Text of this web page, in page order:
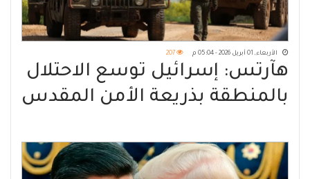
الأربعاء, 01 أبريل 2026 - 05:04 م 207
هآرتس: إسرائيل توسع الاحتلال
بالمنطقة بذريعة الأمن المقدس